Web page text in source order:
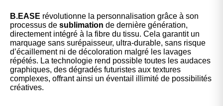
B.EASE révolutionne la personnalisation grâce à son
processus de sublimation de dernière génération,
directement intégré à la fibre du tissu. Cela garantit un
marquage sans surépaisseur, ultra-durable, sans risque
d’écaillement ni de décoloration malgré les lavages
répétés. La technologie rend possible toutes les audaces
graphiques, des dégradés futuristes aux textures
complexes, offrant ainsi un éventail illimité de possibilités
créatives.